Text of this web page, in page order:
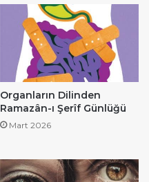
Organların Dilinden
Ramazân-ı Şerîf Günlüğü
Mart 2026